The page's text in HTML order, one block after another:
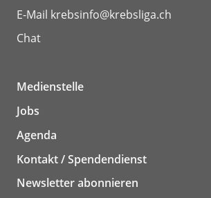
E-Mail krebsinfo@krebsliga.ch
Chat
Medienstelle
Jobs
Agenda
Kontakt / Spendendienst
Newsletter abonnieren